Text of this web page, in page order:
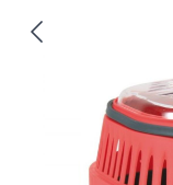
Images